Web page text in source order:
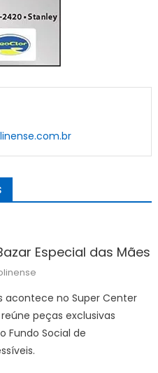
Especial das Mães
acontece no Super Center
peças exclusivas
Fundo Social de